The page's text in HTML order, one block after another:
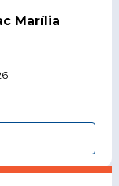
Marília